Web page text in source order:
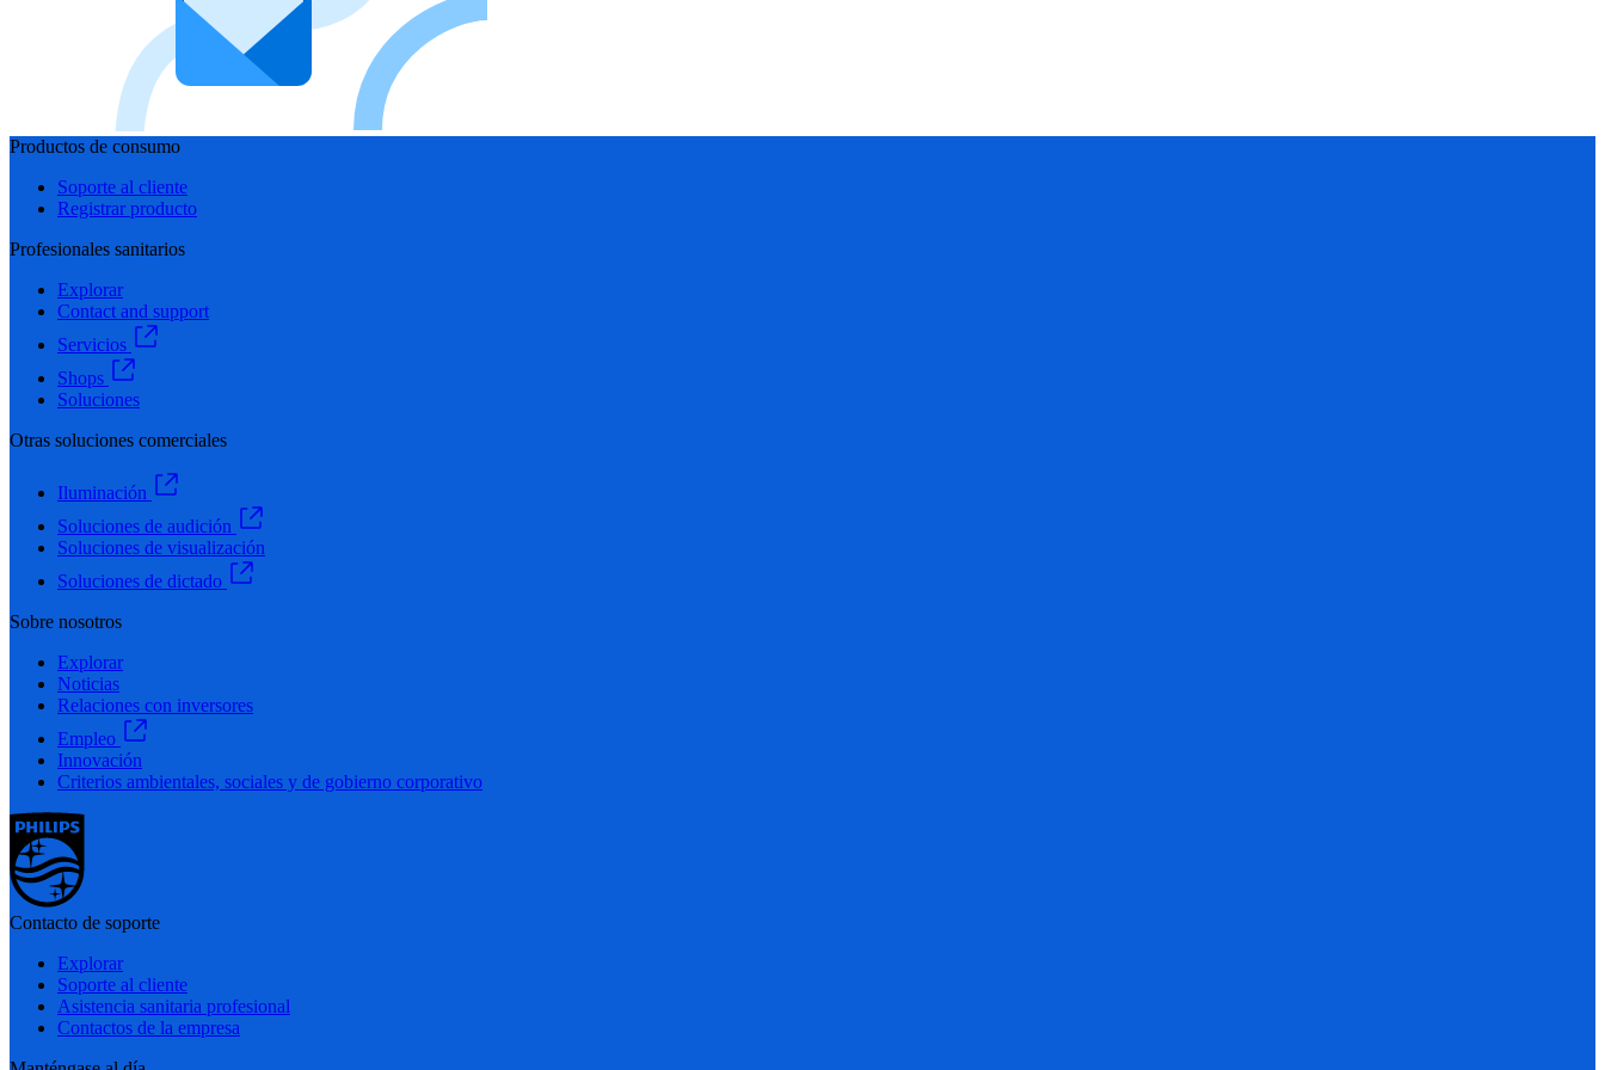
Productos de consumo
Soporte al cliente
Registrar producto
Profesionales sanitarios
Explorar
Contact and support
Servicios
Shops
Soluciones
Otras soluciones comerciales
Iluminación
Soluciones de audición
Soluciones de visualización
Soluciones de dictado
Sobre nosotros
Explorar
Noticias
Relaciones con inversores
Empleo
Innovación
Criterios ambientales, sociales y de gobierno corporativo
Contacto de soporte
Explorar
Soporte al cliente
Asistencia sanitaria profesional
Contactos de la empresa